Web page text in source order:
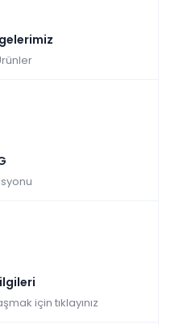
için tıklayınız